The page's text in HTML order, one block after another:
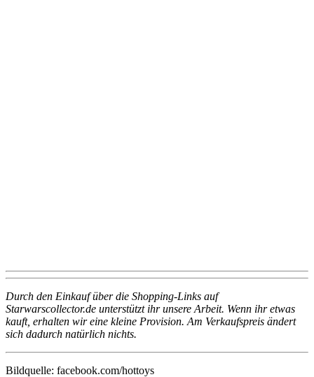
Durch den Einkauf über die Shopping-Links auf
Starwarscollector.de unterstützt ihr unsere Arbeit. Wenn ihr etwas
kauft, erhalten wir eine kleine Provision. Am Verkaufspreis ändert
sich dadurch natürlich nichts.
Bildquelle: facebook.com/hottoys